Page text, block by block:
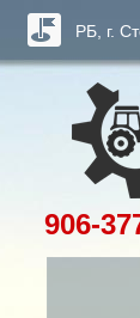
РБ, г.
906-